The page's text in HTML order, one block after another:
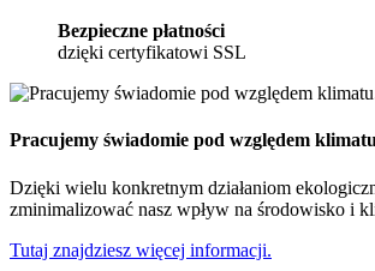
Bezpieczne płatności
dzięki certyfikatowi SSL
Pracujemy świadomie pod względem
Dzięki wielu konkretnym działaniom
zminimalizować nasz wpływ na środowisko i
Tutaj znajdziesz więcej informacji.